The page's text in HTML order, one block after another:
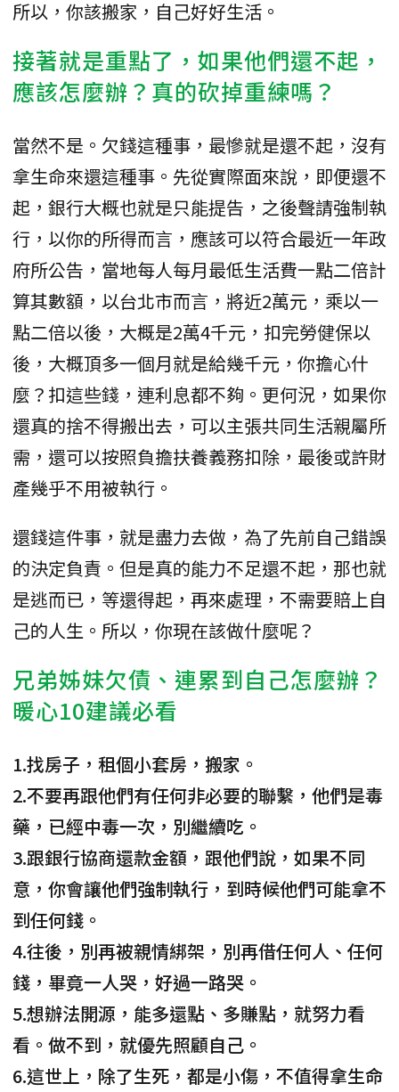
所以，你該搬家，自己好好生活。
接著就是重點了，如果他們還不起，
應該怎麼辦？真的砍掉重練嗎？
當然不是。欠錢這種事，最慘就是還不起，沒有
拿生命來還這種事。先從實際面來說，即便還不
起，銀行大概也就是只能提告，之後聲請強制執
行，以你的所得而言，應該可以符合最近一年政
府所公告，當地每人每月最低生活費一點二倍計
算其數額，以台北市而言，將近2萬元，乘以一
點二倍以後，大概是2萬4千元，扣完勞健保以
後，大概頂多一個月就是給幾千元，你擔心什
麼？扣這些錢，連利息都不夠。更何況，如果你
還真的捨不得搬出去，可以主張共同生活親屬所
需，還可以按照負擔扶養義務扣除，最後或許財
產幾乎不用被執行。
還錢這件事，就是盡力去做，為了先前自己錯誤
的決定負責。但是真的能力不足還不起，那也就
是逃而已，等還得起，再來處理，不需要賠上自
己的人生。所以，你現在該做什麼呢？
兄弟姊妹欠債、連累到自己怎麼辦？
暖心10建議必看
1.找房子，租個小套房，搬家。
2.不要再跟他們有任何非必要的聯繫，他們是毒
藥，已經中毒一次，別繼續吃。
3.跟銀行協商還款金額，跟他們說，如果不同
意，你會讓他們強制執行，到時候他們可能拿不
到任何錢。
4.往後，別再被親情綁架，別再借任何人、任何
錢，畢竟一人哭，好過一路哭。
5.想辦法開源，能多還點、多賺點，就努力看
看。做不到，就優先照顧自己。
6.這世上，除了生死，都是小傷，不值得拿生命